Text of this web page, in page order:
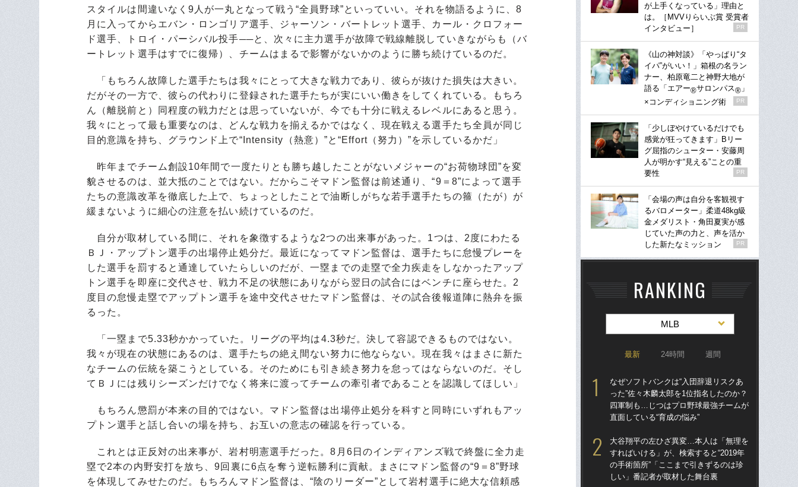
スタイルは間違いなく9人が一丸となって戦う“全員野球”といっていい。それを物語るように、8
月に入ってからエバン・ロンゴリア選手、ジャーソン・バートレット選手、カール・クロフォー
ド選手、トロイ・パーシバル投手──と、次々に主力選手が故障で戦線離脱していきながらも（バ
ートレット選手はすでに復帰）、チームはまるで影響がないかのように勝ち続けているのだ。
「もちろん故障した選手たちは我々にとって大きな戦力であり、彼らが抜けた損失は大きい。
だがその一方で、彼らの代わりに登録された選手たちが実にいい働きをしてくれている。もちろ
ん（離脱前と）同程度の戦力だとは思っていないが、今でも十分に戦えるレベルにあると思う。
我々にとって最も重要なのは、どんな戦力を揃えるかではなく、現在戦える選手たち全員が同じ
目的意識を持ち、グラウンド上で“Intensity（熱意）”と“Effort（努力）”を示しているかだ」
昨年までチーム創設10年間で一度たりとも勝ち越したことがないメジャーの“お荷物球団”を変
貌させるのは、並大抵のことではない。だからこそマドン監督は前述通り、“9＝8”によって選手
たちの意識改革を徹底した上で、ちょっとしたことで油断しがちな若手選手たちの箍（たが）が
緩まないように細心の注意を払い続けているのだ。
自分が取材している間に、それを象徴するような2つの出来事があった。1つは、2度にわたる
ＢＪ・アップトン選手の出場停止処分だ。最近になってマドン監督は、選手たちに怠慢プレーを
した選手を罰すると通達していたらしいのだが、一塁までの走塁で全力疾走をしなかったアップ
トン選手を即座に交代させ、戦力不足の状態にありながら翌日の試合にはベンチに座らせた。2
度目の怠慢走塁でアップトン選手を途中交代させたマドン監督は、その試合後報道陣に熱弁を振
るった。
「一塁まで5.33秒かかっていた。リーグの平均は4.3秒だ。決して容認できるものではない。
我々が現在の状態にあるのは、選手たちの絶え間ない努力に他ならない。現在我々はまさに新た
なチームの伝統を築こうとしている。そのためにも引き続き努力を怠ってはならないのだ。そし
てＢＪには残りシーズンだけでなく将来に渡ってチームの牽引者であることを認識してほしい」
もちろん懲罰が本来の目的ではない。マドン監督は出場停止処分を科すと同時にいずれもアッ
プトン選手と話し合いの場を持ち、お互いの意志の確認を行っている。
これとは正反対の出来事が、岩村明憲選手だった。8月6日のインディアンズ戦で終盤に全力走
塁で2本の内野安打を放ち、9回裏に6点を奪う逆転勝利に貢献。まさにマドン監督の“9＝8”野球
を体現してみせたのだ。もちろんマドン監督は、“陰のリーダー”として岩村選手に絶大な信頼感
が上手くなっている」理由と
は。［MVVりらいぶ賞 受賞者
インタビュー］
PR
《山の神対談》「やっぱり“タ
イパ”がいい！」箱根の名ラン
ナー、柏原竜二と神野大地が
語る「エアー®サロンパス® 」
×コンディショニング術
PR
「少しぼやけているだけでも
感覚が狂ってきます」Bリー
グ屈指のシューター・安藤周
人が明かす“見える”ことの重
要性
PR
「会場の声は自分を客観視す
るバロメーター」柔道48kg級
金メダリスト・角田夏実が感
じていた声の力と、声を活か
した新たなミッション
PR
RANKING
MLB
最新 24時間 週間
なぜソフトバンクは“入団辞退リスクあ
った”佐々木麟太郎を1位指名したのか？
四軍制も…じつはプロ野球最強チームが
直面している“育成の悩み”
大谷翔平の左ひざ異変…本人は「無理を
すればいける」が、検索すると“2019年
の手術箇所”「ここまで引きずるのは珍
しい」番記者が取材した舞台裏